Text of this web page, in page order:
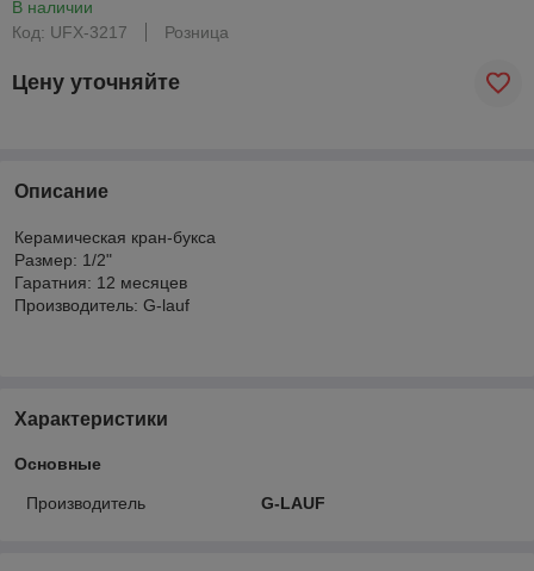
В наличии
Код: UFX-3217
Розница
Цену уточняйте
Описание
Керамическая кран-букса
Размер: 1/2"
Гаратния: 12 месяцев
Производитель: G-lauf
Характеристики
Основные
Производитель G-LAUF